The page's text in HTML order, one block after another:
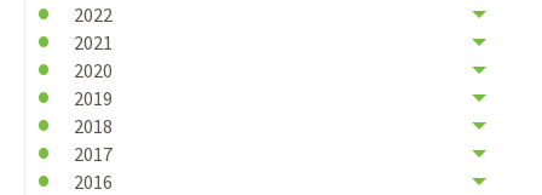
2022
2021
2020
2019
2018
2017
2016